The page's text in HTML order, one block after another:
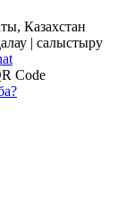
Казахстан
| салыстыру